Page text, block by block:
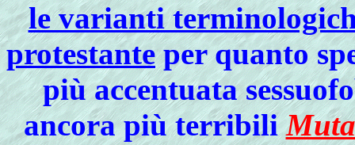
le varianti
protestanteper quanto
più accentuata
ancora più terribili